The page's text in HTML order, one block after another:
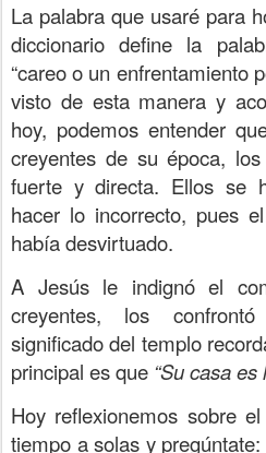
La palabra que usaré para
diccionario define la
“careo o un enfrentamiento
visto de esta manera y
hoy, podemos entender
creyentes de su época,
fuerte y directa. Ellos se
hacer lo incorrecto, pues
había desvirtuado.
A Jesús le indignó el
creyentes, los
significado del templo
principal es que “Su casa es
Hoy reflexionemos sobre
tiempo a solas y pregúntate: